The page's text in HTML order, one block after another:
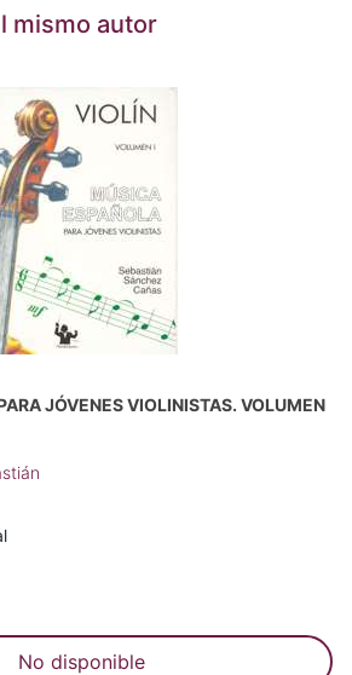
mismo autor
JÓVENES VIOLINISTAS. VOLUMEN
No disponible